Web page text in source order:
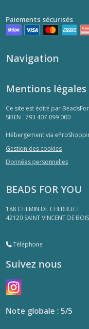
Paiements sécurisés
Navigation
Mentions légales
Ce site est édité par
SIREN : 793 407 099 000
Hébergement via
Gestion des cookies
Données personnelles
BEADS FOR YOU
188 CHEMIN DE CHERBUET
42120 SAINT VINCENT DE
Téléphone
Suivez nous
Note globale : 5/5